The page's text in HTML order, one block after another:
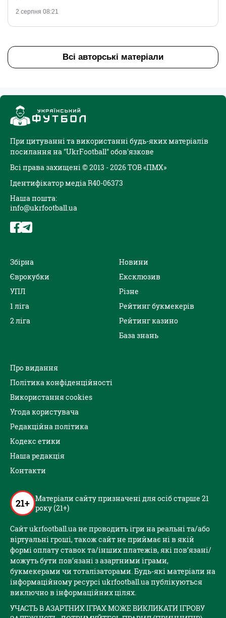
2 серпня 08:21
Всі авторські матеріали
При цитуванні та використанні будь-яких матеріалів
посилання на "UkrFootball" обов'язкове
Всі права захищені © 2013 - 2026 ТОВ «ПМХ»
Ідентифікатор медіа R40-06373
Наша пошта:
info@ukrfootball.ua
Збірна
Єврокубки
УПЛ
1 ліга
2 ліга
Новини
Ексклюзив
Різне
Рейтинг букмекерів
Рейтинг казино
База знань
Про видання
Політика конфіденційності
Використання cookies
Угода користувача
Редакційна політика
Кодекс етики
Наша редакція
Контакти
21+ Матеріали сайту призначені для осіб старше 21
року (21+)
Сайт ukrfootball.ua не проводить ігри на реальні та/або
віртуальні гроші, також сайт не приймає ні в якій
формі оплату ставок та/інших платежів, які пов’язані/
можуть бути пов’язані з азартними іграми,
букмекерами чи тоталізаторами. Будь-які матеріали на
інформаційному ресурсі ukrfootball.ua публікуються
виключно в інформаційних цілях.
УЧАСТЬ В АЗАРТНИХ ІГРАХ МОЖЕ ВИКЛИКАТИ ІГРОВУ